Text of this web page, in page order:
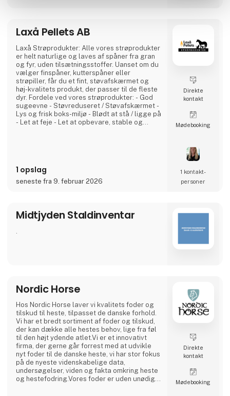
Laxå Pellets AB
Laxå Strøprodukter: Alle vores strøprodukter
er helt naturlige og laves af spåner fra gran
og fyr, uden tilsætningsstoffer. Uanset om du
vælger finspåner, kutterspåner eller
strøpiller, får du et fint, støvafskærmet og
høj-kvalitets produkt, der passer til de fleste
dyr. Fordele ved vores strøprodukter: - God
sugeevne - Støvreduseret / Støvafskærmet -
Lys og frisk boks-miljø - Blødt at stå / ligge på
- Let at feje - Let at opbevare, stable og
1 opslag
seneste fra 9. februar 2026
Direkte
kontakt
Møde­booking
1 kontakt­
personer
Midtjyden Staldinventar
Nordic Horse
Hos Nordic Horse laver vi kvalitets foder og
tilskud til heste, tilpasset de danske forhold.
Vi har et bredt sortiment af foder og tilskud,
der kan dække alle hestes behov, lige fra føl
til den højt ydende atlet.Vi er et innovativt
firma, der gerne går forrest med at udvikle
nyt foder til de danske heste, vi har stor fokus
på de nyeste videnskabelige data,
undersøgelser, viden og fakta omkring heste
og hestefodring.Vores foder er uden unødigt
Direkte
kontakt
Møde­booking